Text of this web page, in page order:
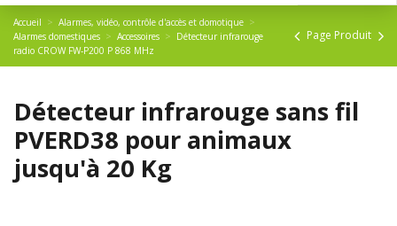
Accueil
Alarmes, vidéo, contrôle d'accès et domotique
Alarmes domestiques
Accessoires
Détecteur infrarouge
radio CROW FW-P200 P 868 MHz
Page Produit
Détecteur infrarouge sans fil
PVERD38 pour animaux
jusqu'à 20 Kg